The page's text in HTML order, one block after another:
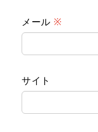
メール ※
サイト